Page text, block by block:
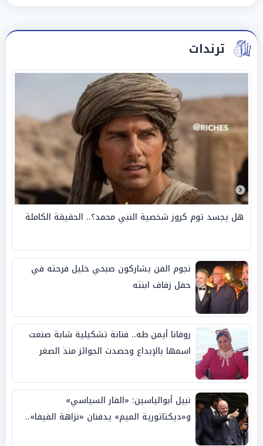
ترندات
هل يجسد توم كروز شخصية النبي محمد؟.. الحقيقة الكاملة
نجوم الفن يشاركون صبحي خليل فرحته في
حفل زفاف ابنته
روفانا أيمن طه.. فنانة تشكيلية شابة صنعت
اسمها بالإبداع وحصدت الجوائز منذ الصغر
نبيل أبوالياسين: «الفار السياسي»
و«ديكتاتورية الميم» يدفنان «نزاهة الفيفا»..